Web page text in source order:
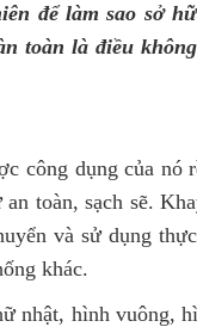
để làm sao sở
toàn là điều
công dụng của nó
toàn, sạch sẽ.
và sử dụng
khác.
nhật, hình vuông,